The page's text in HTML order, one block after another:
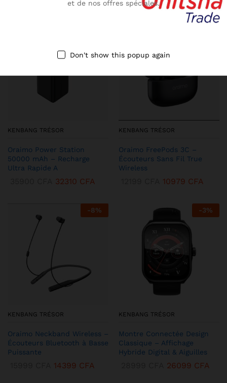
KENBANG TRÉSOR
Oraimo Power Station
50000 mAh – Recharge
Ultra Rapide A
32310 CFA
- %
KENBANG TRÉSOR
Oraimo FreePods 3C –
Écouteurs Sans Fil True
Wireless
10979 CFA
-8%
KENBANG TRÉSOR
Oraimo Neckband Wireless –
Écouteurs Bluetooth à Basse
Puissante
14399 CFA
-3%
KENBANG TRÉSOR
Montre Connectée Design
Classique – Affichage
Hybride Digital & Aiguilles
26099 CFA
et de nos offres spéciales.
Don't show this popup again